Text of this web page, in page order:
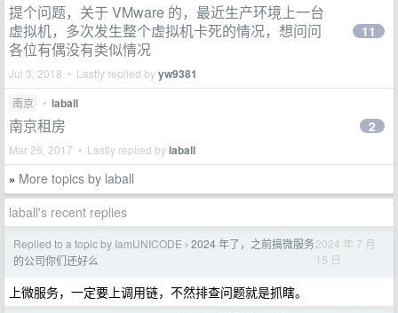
提个问题，关于 VMware 的，最近生产环境上一台
虚拟机，多次发生整个虚拟机卡死的情况，想问问
各位有偶没有类似情况
Jul 3, 2018 • Lastly replied byyw9381
11
南京 • laball
南京租房
Mar 26, 2017 • Lastly replied bylaball
2
» More topics by laball
laball's recent replies
Replied to a topic by IamUNICODE › 2024 年了，之前搞微服务
的公司你们还好么
2024 年 7 月
15 日
上微服务，一定要上调用链，不然排查问题就是抓瞎。